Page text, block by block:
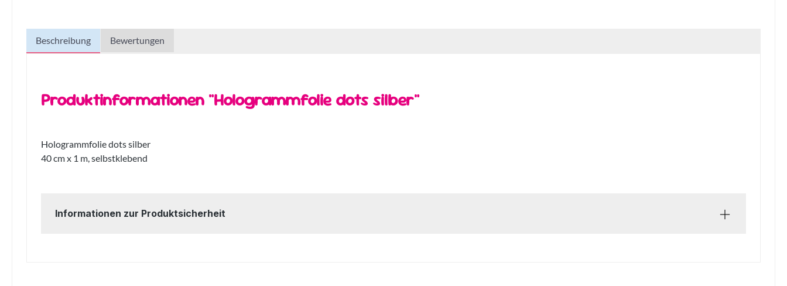
Beschreibung Bewertungen
Produktinformationen "Hologrammfolie dots silber"
Hologrammfolie dots silber
40 cm x 1 m, selbstklebend
Informationen zur Produktsicherheit